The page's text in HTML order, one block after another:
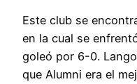
Este club se
en la cual se
goleó por 6-0.
que Alumni era el